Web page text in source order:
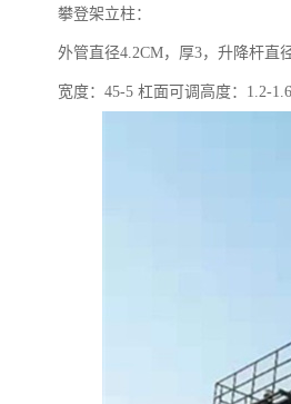
攀登架立柱：
外管直径4.2CM，厚3，升降杆直
宽度：45-5 杠面可调高度：1.2-